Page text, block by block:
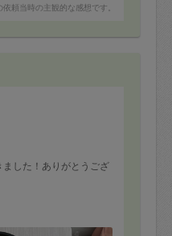
頼当時の主観的な感想です。
した！ありがとうござ
ラソテー